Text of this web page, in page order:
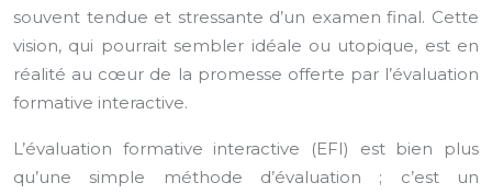
souvent tendue et stressante d’un examen final. Cette
vision, qui pourrait sembler idéale ou utopique, est en
réalité au cœur de la promesse offerte par l’évaluation
formative interactive.
L’évaluation formative interactive (EFI) est bien plus
qu’une simple méthode d’évaluation ; c’est un